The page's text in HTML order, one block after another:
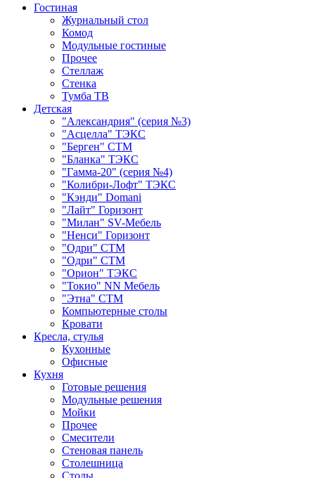
Гостиная
Журнальный стол
Комод
Модульные гостиные
Прочее
Стеллаж
Стенка
Тумба ТВ
Детская
"Александрия" (серия №3)
"Асцелла" ТЭКС
"Берген" СТМ
"Бланка" ТЭКС
"Гамма-20" (серия №4)
"Колибри-Лофт" ТЭКС
"Кэнди" Domani
"Лайт" Горизонт
"Милан" SV-Мебель
"Ненси" Горизонт
"Одри" СТМ
"Одри" СТМ
"Орион" ТЭКС
"Токио" NN Мебель
"Этна" СТМ
Компьютерные столы
Кровати
Кресла, стулья
Кухонные
Офисные
Кухня
Готовые решения
Модульные решения
Мойки
Прочее
Смесители
Стеновая панель
Столешница
Столы